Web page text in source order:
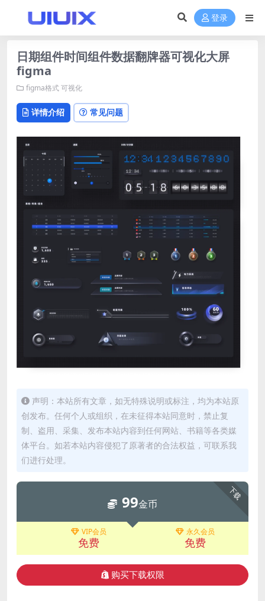
登录
日期组件时间组件数据翻牌器可视化大屏
figma
figma格式可视化
详情介绍 常见问题
声明：本站所有文章，如无特殊说明或标注，均为本站原
创发布。任何个人或组织，在未征得本站同意时，禁止复
制、盗用、采集、发布本站内容到任何网站、书籍等各类媒
体平台。如若本站内容侵犯了原著者的合法权益，可联系我
们进行处理。
下载
99金币
VIP会员
免费
永久会员
免费
购买下载权限